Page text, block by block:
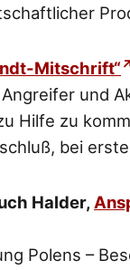
Mitschrift“
und
Hilfe zu
bei
Halder,
Polens –